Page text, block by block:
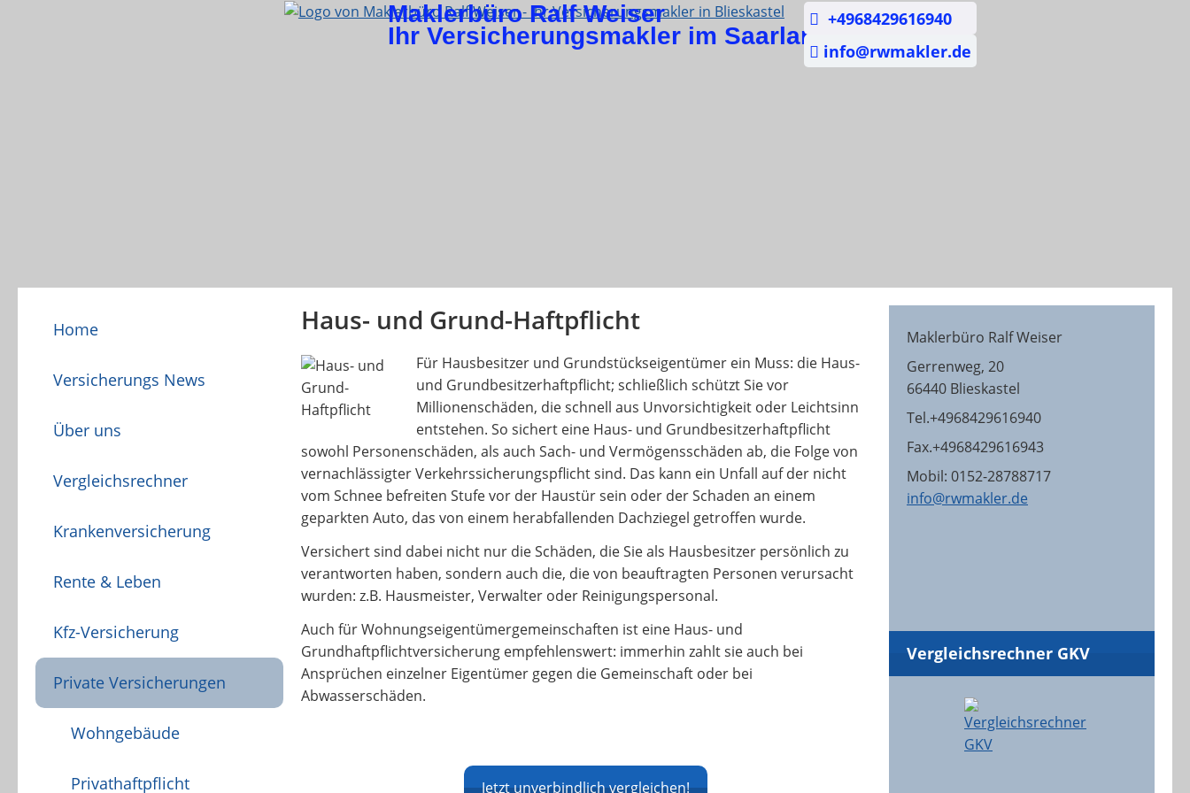
Maklerbüro Ralf Weiser
Ihr Versicherungsmakler im Saarland
+4968429616940
info@rwmakler.de
Home
Versicherungs News
Über uns
Vergleichsrechner
Krankenversicherung
Rente & Leben
Kfz-Versicherung
Private Versicherungen
Wohngebäude
Privathaftpflicht
Maklerbüro Ralf Weiser
Gerrenweg, 20
66440 Blieskastel
Tel.+4968429616940
Fax.+4968429616943
Mobil: 0152-28788717
info@rwmakler.de
Vergleichsrechner GKV
Haus- und Grund-Haftpflicht
Für Hausbesitzer und Grundstückseigentümer ein Muss: die Haus-
und Grundbesitzerhaftpflicht; schließlich schützt Sie vor
Millionenschäden, die schnell aus Unvorsichtigkeit oder Leichtsinn
entstehen. So sichert eine Haus- und Grundbesitzerhaftpflicht
sowohl Personenschäden, als auch Sach- und Vermögensschäden ab, die Folge von
vernachlässigter Verkehrssicherungspflicht sind. Das kann ein Unfall auf der nicht
vom Schnee befreiten Stufe vor der Haustür sein oder der Schaden an einem
geparkten Auto, das von einem herabfallenden Dachziegel getroffen wurde.
Versichert sind dabei nicht nur die Schäden, die Sie als Hausbesitzer persönlich zu
verantworten haben, sondern auch die, die von beauftragten Personen verursacht
wurden: z.B. Hausmeister, Verwalter oder Reinigungspersonal.
Auch für Wohnungseigentümergemeinschaften ist eine Haus- und
Grundhaftpflichtversicherung empfehlenswert: immerhin zahlt sie auch bei
Ansprüchen einzelner Eigentümer gegen die Gemeinschaft oder bei
Abwasserschäden.
Jetzt unverbindlich vergleichen!